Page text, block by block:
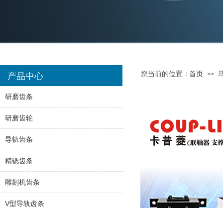
产品中心 您当前的位置：首页 >>
研磨齿条
研磨齿轮
导轨齿条
精铣齿条
雕刻机齿条
V型导轨齿条